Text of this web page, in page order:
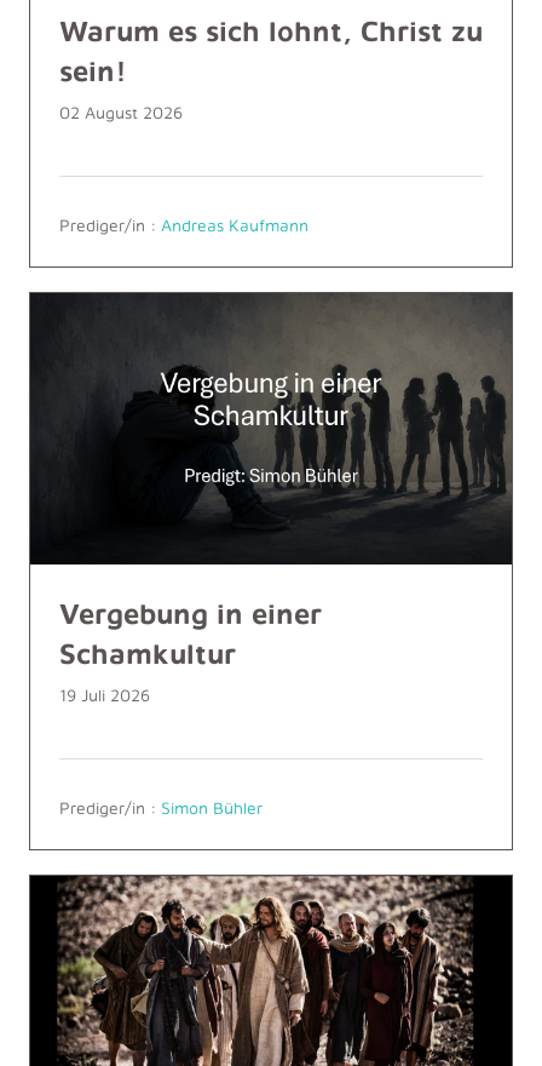
Warum es sich lohnt, Christ zu
sein!
02 August 2026
Prediger/in : Andreas Kaufmann
Vergebung in einer
Schamkultur
19 Juli 2026
Prediger/in : Simon Bühler